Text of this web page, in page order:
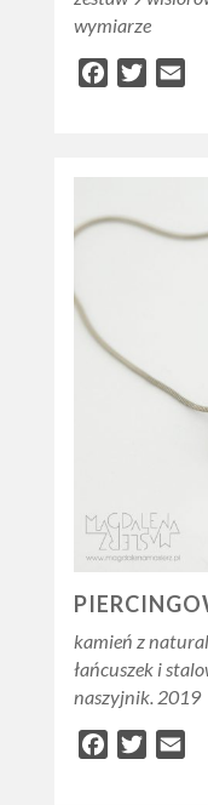
wymiarze
Facebook
Twitter
kamień z
łańcuszek i
naszyjnik. 2019
Facebook
Twitter